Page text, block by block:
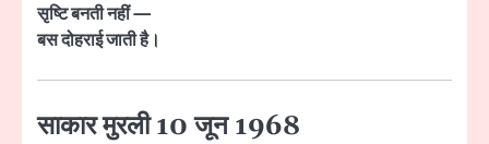
सृष्टि बनती नहीं —
बस दोहराई जाती है।
साकार मुरली 10 जून 1968